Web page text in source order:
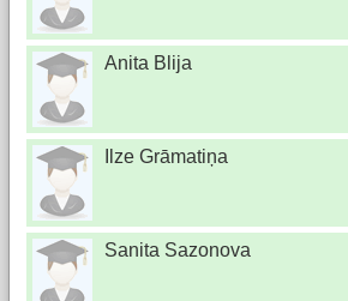
Anita Blija
Ilze Grāmatiņa
Sanita Sazonova